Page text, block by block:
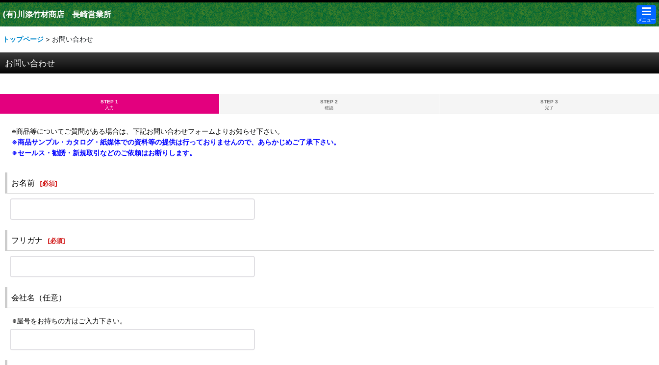
(有)川添竹材商店 長崎営業所
メニュー
トップページ > お問い合わせ
お問い合わせ
STEP 1
入力
STEP 2
確認
STEP 3
完了
※商品等についてご質問がある場合は、下記お問い合わせフォームよりお知らせ下さい。
※商品サンプル・カタログ・紙媒体での資料等の提供は行っておりませんので、あらかじめご了承下さい。
※セールス・勧誘・新規取引などのご依頼はお断りします。
お名前 [必須]
フリガナ [必須]
会社名（任意）
※屋号をお持ちの方はご入力下さい。